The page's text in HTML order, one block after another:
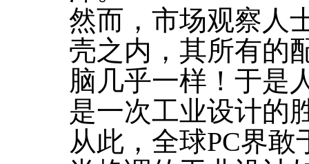
然而，市场观察人
壳之内，其所有的
脑几乎一样！于是
是一次工业设计的
从此，全球PC界